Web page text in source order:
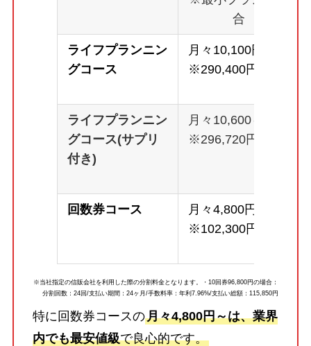
合
ライフプランニン
グコース
月々10,100円～
※290,400円
ライフプランニン
グコース(サプリ
付き)
月々10,600～
※296,720円
回数券コース
月々4,800円～
※102,300円
※当社指定の信販会社を利用した際の分割料金となります。・10回券96,800円の場合：
分割回数：24回/支払い期間：24ヶ月/手数料率：年利7.96%/支払い総額：115,850円
特に回数券コースの月々4,800円～は、業界
内でも最安値級で良心的です。